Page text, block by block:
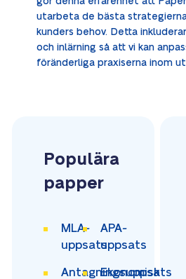
utarbeta de bästa
kunders behov. Detta
och inlärning så att vi kan
föränderliga praxiserna inom
Populära
papper
MLA-
uppsats
APA-
uppsats
Antagningsuppsats
Ekonomisk